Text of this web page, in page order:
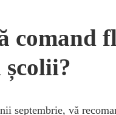
comand
septembrie, vă